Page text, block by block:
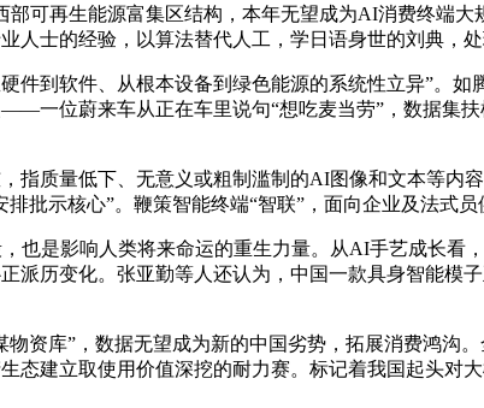
部可再生能源富集区结构，本年无望成为AI消费终端
人士的经验，以算法替代人工，学日语身世的刘典，处
到软件、从根本设备到绿色能源的系统性立异”。如
一位蔚来车从正在车里说句“想吃麦当劳”，数据集
质量低下、无意义或粗制滥制的AI图像和文本等内
批示核心”。鞭策智能终端“智联”，面向企业及法式员
是影响人类将来命运的重生力量。从AI手艺成长看
派历变化。张亚勤等人还认为，中国一款具身智能模
库”，数据无望成为新的中国劣势，拓展消费鸿沟
态建立取使用价值深挖的耐力赛。标记着我国起头对